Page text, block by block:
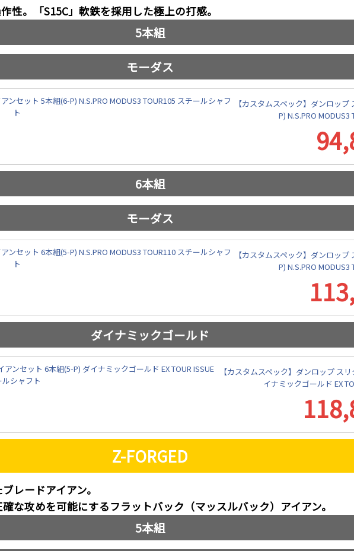
性。「S15C」軟鉄を採用した極上の打感。
5本組
モーダス
【カスタムスペック】ダンロッ
P) N.S.PRO
6本組
モーダス
【カスタムスペック】ダンロッ
P) N.S.PRO
ダイナミックゴールド
【カスタムスペック】ダンロップ ス
イナミックゴールド EX
Z-FORGED
レードアイアン。
な攻めを可能にするフラットバック（マッスルバック）アイアン。
5本組